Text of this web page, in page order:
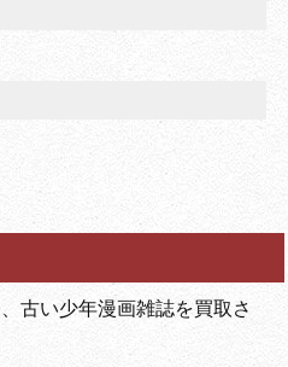
古い少年漫画雑誌を買取さ